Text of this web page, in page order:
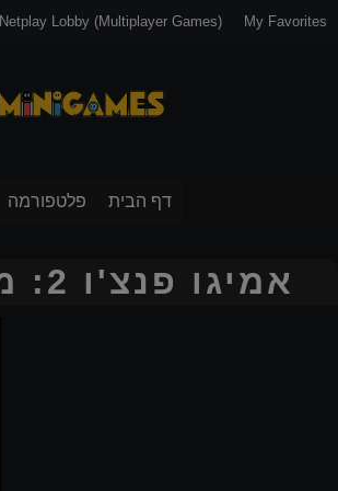
My Favorites
Netplay Lobby (Multiplayer Games)
דף הבית פלטפורמה
אמיגו פנצ'ו 2: מסיבה בניו יורק